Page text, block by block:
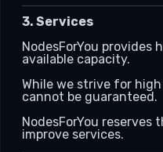
3. Services
NodesForYou provides
available capacity.
While we strive for
cannot be guaranteed.
NodesForYou
improve services.